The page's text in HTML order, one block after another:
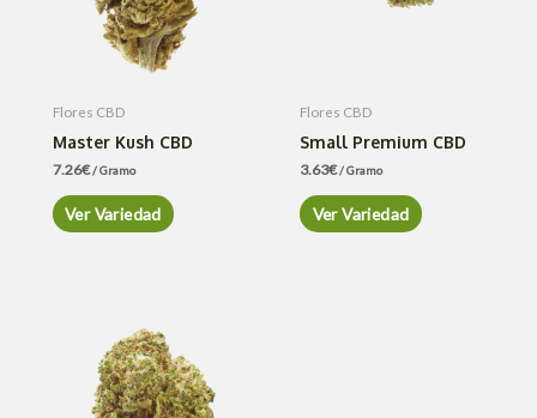
Flores CBD
Master Kush CBD
7.26€/ Gramo
Ver Variedad
Flores CBD
Small Premium CBD
3.63€/ Gramo
Ver Variedad